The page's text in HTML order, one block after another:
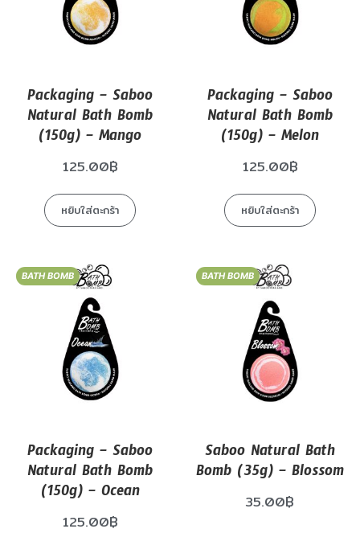
Packaging – Saboo
Natural Bath Bomb
(150g) – Mango
125.00฿
หยิบใส่ตะกร้า
Packaging – Saboo
Natural Bath Bomb
(150g) – Melon
125.00฿
หยิบใส่ตะกร้า
BATH BOMB
Packaging – Saboo
Natural Bath Bomb
(150g) – Ocean
125.00฿
BATH BOMB
Saboo Natural Bath
Bomb (35g) – Blossom
35.00฿